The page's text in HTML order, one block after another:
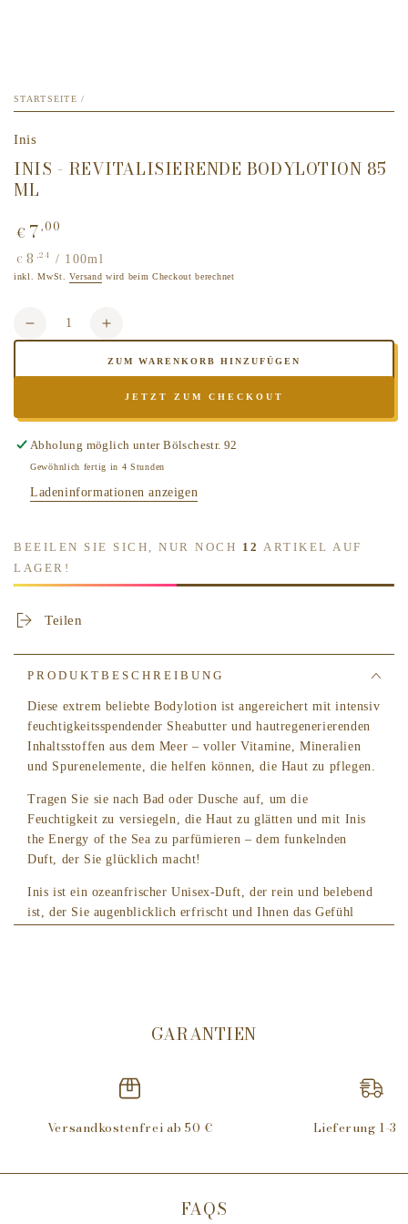
STARTSEITE /
Inis
INIS - REVITALISIERENDE BODYLOTION 85
ML
Regulärer
€ 7,00
Stückpreis
€ 8 ,24 / pro
100ml
inkl. MwSt.Versand wird beim Checkout berechnet
Verringere
-
Revitalisierende
Bodylotion
85
ml
Erhöhe
Menge
-
Revitalisierende
Bodylotion
85
ml
ZUM WARENKORB HINZUFÜGEN
JETZT ZUM CHECKOUT
Abholung möglich unterBölschestr. 92
Gewöhnlich fertig in 4 Stunden
Ladeninformationen anzeigen
BEEILEN SIE SICH, NUR NOCH 12 ARTIKEL AUF
LAGER!
Teilen
PRODUKTBESCHREIBUNG
Diese extrem beliebte Bodylotion ist angereichert mit intensiv
feuchtigkeitsspendender Sheabutter und hautregenerierenden
Inhaltsstoffen aus dem Meer – voller Vitamine, Mineralien
und Spurenelemente, die helfen können, die Haut zu pflegen.
Tragen Sie sie nach Bad oder Dusche auf, um die
Feuchtigkeit zu versiegeln, die Haut zu glätten und mit Inis
the Energy of the Sea zu parfümieren – dem funkelnden
Duft, der Sie glücklich macht!
Inis ist ein ozeanfrischer Unisex-Duft, der rein und belebend
ist, der Sie augenblicklich erfrischt und Ihnen das Gefühl
Frischer, reiner, belebender Unisex-Duft
Feuchtigkeitsversorgung der Haut
schützt die Haut
GARANTIEN
Versandkostenfrei ab 50 € Lieferung 1-3
FAQS